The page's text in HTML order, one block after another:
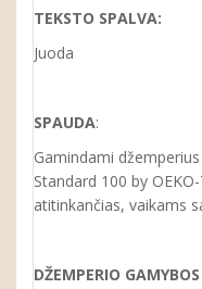
TEKSTO SPALVA:
Juoda
SPAUDA:
Gamindami
Standard 100 by
atitinkančias, vaikams
DŽEMPERIO